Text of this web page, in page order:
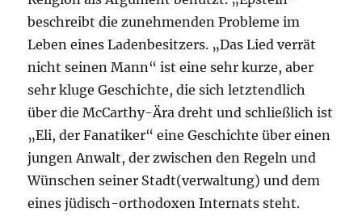
beschreibt die zunehmenden Probleme im
Leben eines Ladenbesitzers. „Das Lied verrät
nicht seinen Mann“ ist eine sehr kurze, aber
sehr kluge Geschichte, die sich letztendlich
über die McCarthy-Ära dreht und schließlich ist
„Eli, der Fanatiker“ eine Geschichte über einen
jungen Anwalt, der zwischen den Regeln und
Wünschen seiner Stadt(verwaltung) und dem
eines jüdisch-orthodoxen Internats steht.